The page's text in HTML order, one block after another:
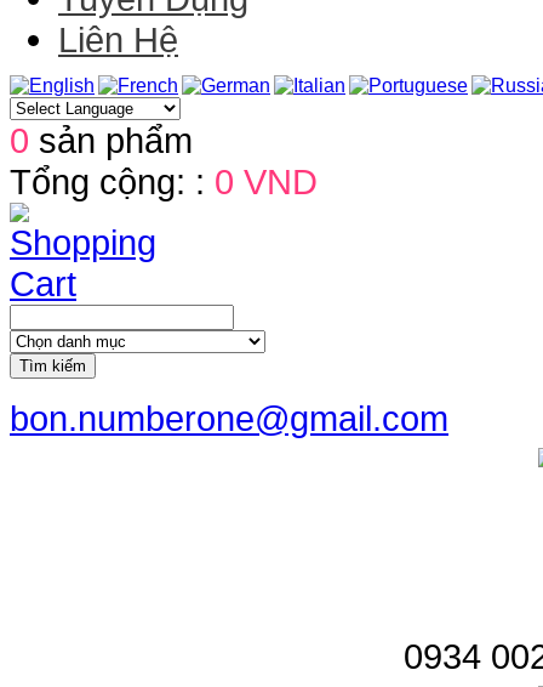
Liên Hệ
0 sản phẩm
Tổng cộng: : 0 VND
Tìm kiếm
bon.numberone@gmail.com
0934